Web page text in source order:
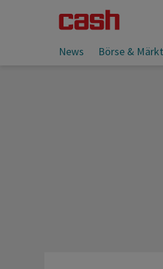
News Börse &
Sie lesen: Nordkorea